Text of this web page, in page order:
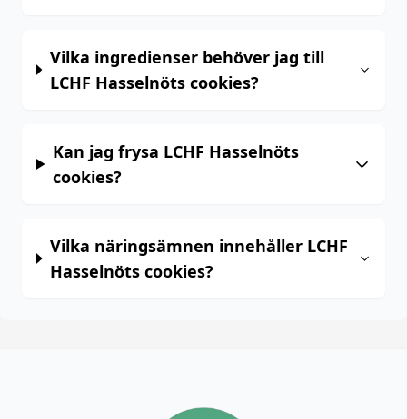
Vilka ingredienser behöver jag till
LCHF Hasselnöts cookies?
Kan jag frysa LCHF Hasselnöts
cookies?
Vilka näringsämnen innehåller LCHF
Hasselnöts cookies?